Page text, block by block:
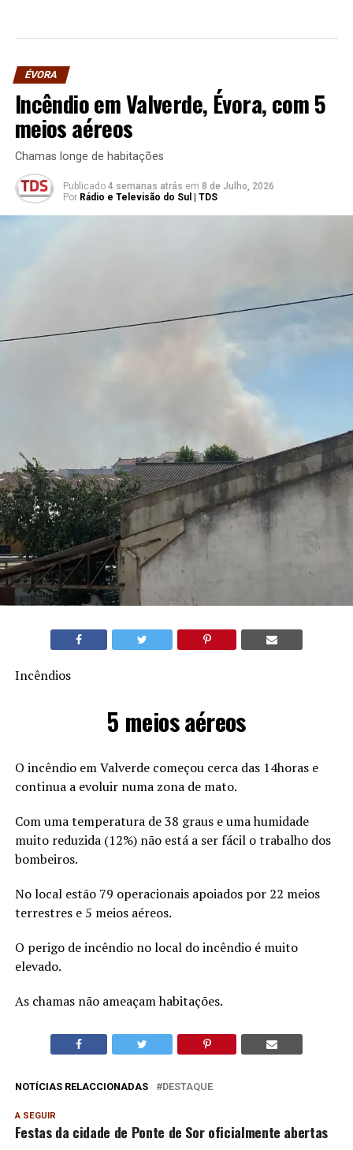
ÉVORA
Incêndio em Valverde, Évora, com 5
meios aéreos
Chamas longe de habitações
Publicado 4 semanas atrás em 8 de Julho, 2026
Por Rádio e Televisão do Sul | TDS
Incêndios
5 meios aéreos
O incêndio em Valverde começou cerca das 14horas e
continua a evoluir numa zona de mato.
Com uma temperatura de 38 graus e uma humidade
muito reduzida (12%) não está a ser fácil o trabalho dos
bombeiros.
No local estão 79 operacionais apoiados por 22 meios
terrestres e 5 meios aéreos.
O perigo de incêndio no local do incêndio é muito
elevado.
As chamas não ameaçam habitações.
NOTÍCIAS RELACCIONADAS DESTAQUE
A SEGUIR
Festas da cidade de Ponte de Sor oficialmente abertas